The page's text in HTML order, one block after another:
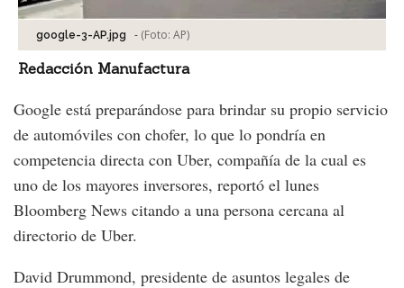
google-3-AP.jpg - (Foto: AP)
Redacción Manufactura
Google está preparándose para brindar su propio servicio
de automóviles con chofer, lo que lo pondría en
competencia directa con Uber, compañía de la cual es
uno de los mayores inversores, reportó el lunes
Bloomberg News citando a una persona cercana al
directorio de Uber.
David Drummond, presidente de asuntos legales de